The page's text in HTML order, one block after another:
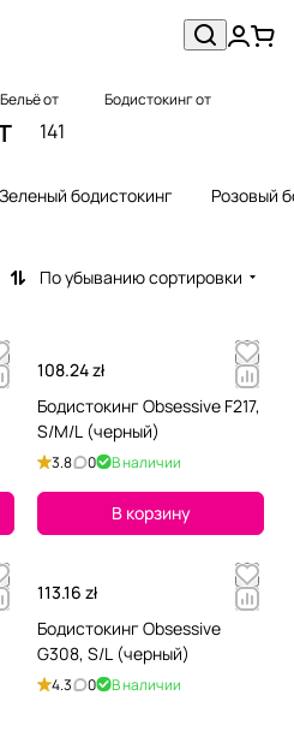
Бельё от Бодистокинг от
141
Зеленый бодистокинг Розовый
По убыванию сортировки
108.24 zł
Бодистокинг Obsessive F217,
S/M/L (черный)
3.8 0 В наличии
В корзину
113.16 zł
Бодистокинг Obsessive
G308, S/L (черный)
4.3 0 В наличии